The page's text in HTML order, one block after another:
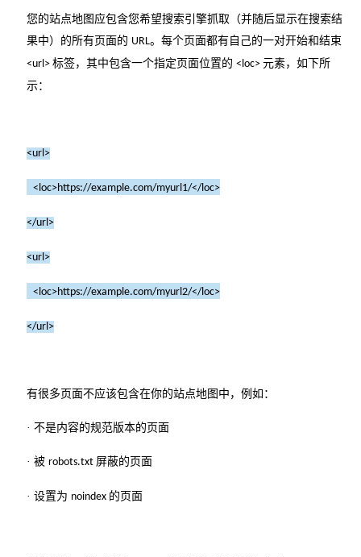
您的站点地图应包含您希望搜索引擎抓取（并随后显示在搜索结
果中）的所有页面的 URL。每个页面都有自己的一对开始和结束
<url> 标签，其中包含一个指定页面位置的 <loc> 元素，如下所
示：
<url>
<loc>https://example.com/myurl1/</loc>
</url>
<url>
<loc>https://example.com/myurl2/</loc>
</url>
有很多页面不应该包含在你的站点地图中，例如：
· 不是内容的规范版本的页面
· 被 robots.txt 屏蔽的页面
· 设置为 noindex 的页面